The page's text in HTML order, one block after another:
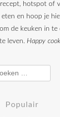
hotspot of
en hoop je
de keuken in te
leven. Happy
naar:
Populair